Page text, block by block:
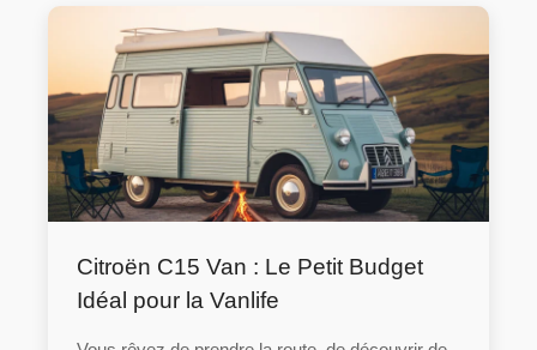
Citroën C15 Van : Le Petit Budget
Idéal pour la Vanlife